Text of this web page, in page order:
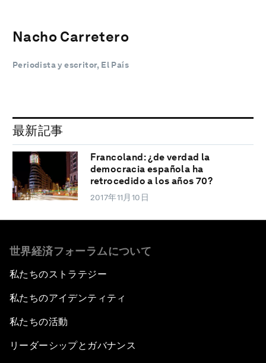
Nacho Carretero
Periodista y escritor, El País
最新記事
Francoland: ¿de verdad la
democracia española ha
retrocedido a los años 70?
2017年11月10日
世界経済フォーラムについて
私たちのストラテジー
私たちのアイデンティティ
私たちの活動
リーダーシップとガバナンス